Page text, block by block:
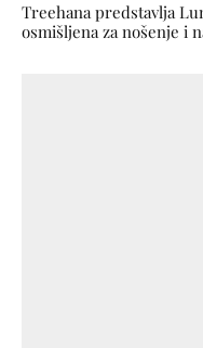
Treehana predstavlja
osmišljena za nošenje i